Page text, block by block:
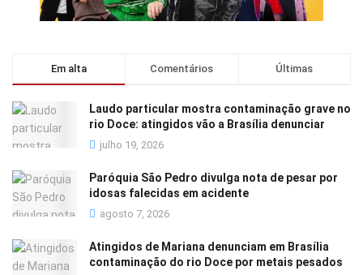
Em alta Comentários Últimas
Laudo particular mostra contaminação grave no
rio Doce: atingidos vão a Brasília denunciar
julho 19, 2026
Paróquia São Pedro divulga nota de pesar por
idosas falecidas em acidente
agosto 7, 2026
Atingidos de Mariana denunciam em Brasília
contaminação do rio Doce por metais pesados